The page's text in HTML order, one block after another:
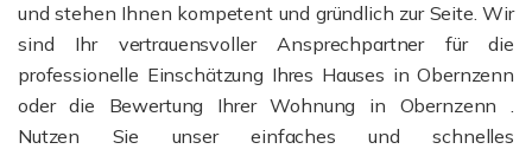
und stehen Ihnen kompetent und gründlich zur Seite. Wir
sind Ihr vertrauensvoller Ansprechpartner für die
professionelle Einschätzung Ihres Hauses in Obernzenn
oder die Bewertung Ihrer Wohnung in Obernzenn .
Nutzen Sie unser einfaches und schnelles